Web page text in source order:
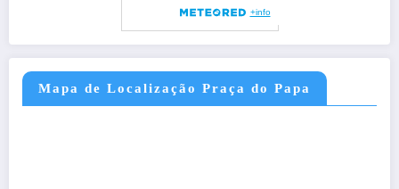
Mapa de Localização Praça do Papa